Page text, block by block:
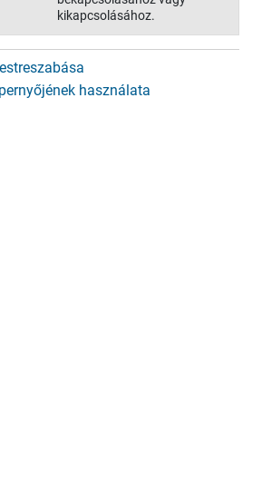
kikapcsolásához.
használata